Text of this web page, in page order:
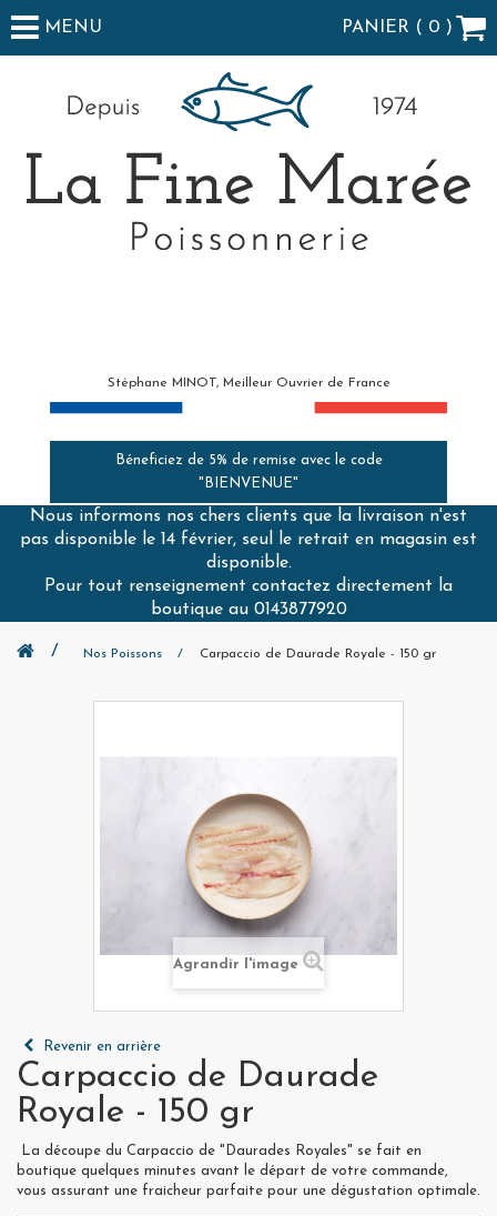
MENU PANIER ( 0 )
Stéphane MINOT, Meilleur Ouvrier de France
Béneficiez de 5% de remise avec le code
"BIENVENUE"
Nous informons nos chers clients que la livraison n'est
pas disponible le 14 février, seul le retrait en magasin est
disponible.
Pour tout renseignement contactez directement la
boutique au 0143877920
Nos Poissons Carpaccio de Daurade Royale - 150 gr
Agrandir l'image
Revenir en arrière
Carpaccio de Daurade
Royale - 150 gr
La découpe du Carpaccio de "Daurades Royales" se fait en
boutique quelques minutes avant le départ de votre commande,
vous assurant une fraicheur parfaite pour une dégustation optimale.